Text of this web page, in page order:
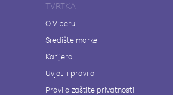
TVRTKA
O Viberu
Središte marke
Karijera
Uvjeti i pravila
Pravila zaštite privatnosti